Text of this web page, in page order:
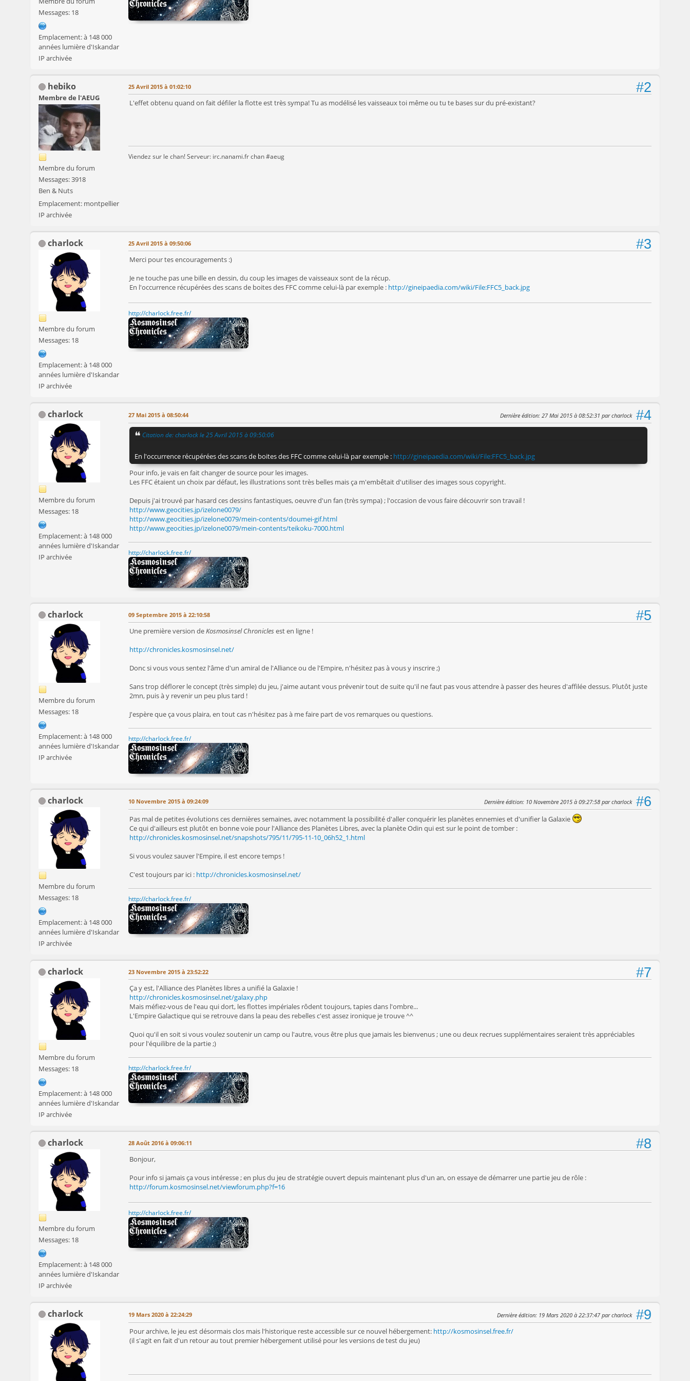
Messages: 18
Emplacement: à 148 000
années lumière d'Iskandar
IP archivée
hebiko
Membre de l'AEUG
Membre du forum
Messages: 3918
Ben & Nuts
Emplacement: montpellier
IP archivée
#2
25 Avril 2015 à 01:02:10
L'effet obtenu quand on fait défiler la flotte est très sympa! Tu as modélisé les vaisseaux toi même ou tu te bases sur du pré-existant?
Viendez sur le chan! Serveur: irc.nanami.fr chan #aeug
charlock
Membre du forum
Messages: 18
Emplacement: à 148 000
années lumière d'Iskandar
IP archivée
#3
25 Avril 2015 à 09:50:06
Merci pour tes encouragements :)
Je ne touche pas une bille en dessin, du coup les images de vaisseaux sont de la récup.
En l'occurrence récupérées des scans de boites des FFC comme celui-là par exemple : http://gineipaedia.com/wiki/File:FFC5_back.jpg
http://charlock.free.fr/
charlock
Membre du forum
Messages: 18
Emplacement: à 148 000
années lumière d'Iskandar
IP archivée
#4
27 Mai 2015 à 08:50:44 Dernière édition: 27 Mai 2015 à 08:52:31 par charlock
Citation de: charlock le 25 Avril 2015 à 09:50:06
En l'occurrence récupérées des scans de boites des FFC comme celui-là par exemple : http://gineipaedia.com/wiki/File:FFC5_back.jpg
Pour info, je vais en fait changer de source pour les images.
Les FFC étaient un choix par défaut, les illustrations sont très belles mais ça m'embêtait d'utiliser des images sous copyright.
Depuis j'ai trouvé par hasard ces dessins fantastiques, oeuvre d'un fan (très sympa) ; l'occasion de vous faire découvrir son travail !
http://www.geocities.jp/izelone0079/
http://www.geocities.jp/izelone0079/mein-contents/doumei-gif.html
http://www.geocities.jp/izelone0079/mein-contents/teikoku-7000.html
http://charlock.free.fr/
charlock
Membre du forum
Messages: 18
Emplacement: à 148 000
années lumière d'Iskandar
IP archivée
#5
09 Septembre 2015 à 22:10:58
Une première version de Kosmosinsel Chronicles est en ligne !
http://chronicles.kosmosinsel.net/
Donc si vous vous sentez l'âme d'un amiral de l'Alliance ou de l'Empire, n'hésitez pas à vous y inscrire ;)
Sans trop déflorer le concept (très simple) du jeu, j'aime autant vous prévenir tout de suite qu'il ne faut pas vous attendre à passer des heures d'affilée dessus. Plutôt juste
2mn, puis à y revenir un peu plus tard !
J'espère que ça vous plaira, en tout cas n'hésitez pas à me faire part de vos remarques ou questions.
http://charlock.free.fr/
charlock
Membre du forum
Messages: 18
Emplacement: à 148 000
années lumière d'Iskandar
IP archivée
#6
10 Novembre 2015 à 09:24:09 Dernière édition: 10 Novembre 2015 à 09:27:58 par charlock
Pas mal de petites évolutions ces dernières semaines, avec notamment la possibilité d'aller conquérir les planètes ennemies et d'unifier la Galaxie
Ce qui d'ailleurs est plutôt en bonne voie pour l'Alliance des Planètes Libres, avec la planète Odin qui est sur le point de tomber :
http://chronicles.kosmosinsel.net/snapshots/795/11/795-11-10_06h52_1.html
Si vous voulez sauver l'Empire, il est encore temps !
C'est toujours par ici : http://chronicles.kosmosinsel.net/
http://charlock.free.fr/
charlock
Membre du forum
Messages: 18
Emplacement: à 148 000
années lumière d'Iskandar
IP archivée
#7
23 Novembre 2015 à 23:52:22
Ça y est, l'Alliance des Planètes libres a unifié la Galaxie !
http://chronicles.kosmosinsel.net/galaxy.php
Mais méfiez-vous de l'eau qui dort, les flottes impériales rôdent toujours, tapies dans l'ombre...
L'Empire Galactique qui se retrouve dans la peau des rebelles c'est assez ironique je trouve ^^
Quoi qu'il en soit si vous voulez soutenir un camp ou l'autre, vous être plus que jamais les bienvenus ; une ou deux recrues supplémentaires seraient très appréciables
pour l'équilibre de la partie ;)
http://charlock.free.fr/
charlock
Membre du forum
Messages: 18
Emplacement: à 148 000
années lumière d'Iskandar
IP archivée
#8
28 Août 2016 à 09:06:11
Bonjour,
Pour info si jamais ça vous intéresse ; en plus du jeu de stratégie ouvert depuis maintenant plus d'un an, on essaye de démarrer une partie jeu de rôle :
http://forum.kosmosinsel.net/viewforum.php?f=16
http://charlock.free.fr/
charlock #9
19 Mars 2020 à 22:24:29 Dernière édition: 19 Mars 2020 à 22:37:47 par charlock
Pour archive, le jeu est désormais clos mais l'historique reste accessible sur ce nouvel hébergement: http://kosmosinsel.free.fr/
(il s'agit en fait d'un retour au tout premier hébergement utilisé pour les versions de test du jeu)